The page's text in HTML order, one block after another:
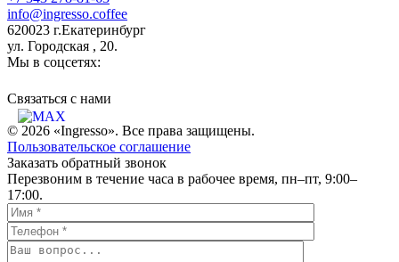
info@ingresso.coffee
620023 г.Екатеринбург
ул. Городская , 20.
Мы в соцсетях:
Связаться c нами
© 2026 «Ingresso». Все права защищены.
Пользовательское соглашение
Заказать обратный звонок
Перезвоним в течение часа в рабочее время, пн–пт, 9:00–
17:00.